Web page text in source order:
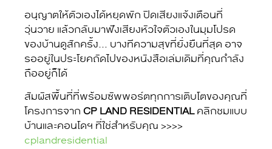
อนุญาตให้ตัวเองได้หยุดพัก ปิดเสียงแจ้งเตือนที่
วุ่นวาย แล้วกลับมาฟังเสียงหัวใจตัวเองในมุมโปรด
ของบ้านดูสักครั้ง… บางทีความสุขที่ยั่งยืนที่สุด อาจ
รออยู่ในประโยคถัดไปของหนังสือเล่มเดิมที่คุณกำลัง
ถืออยู่ก็ได้
สัมผัสพื้นที่ที่พร้อมซัพพอร์ตทุกการเติบโตของคุณที่
โครงการจาก CP LAND RESIDENTIALคลิกชมแบบ
บ้านและคอนโดฯ ที่ใช่สำหรับคุณ >>>>
cplandresidential